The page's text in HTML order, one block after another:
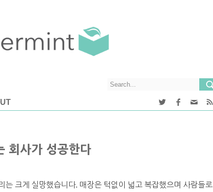
회사가 성공한다
크게 실망했습니다. 매장은 턱없이 넓고 복잡했으며 사람들로